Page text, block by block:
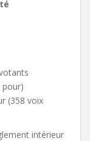
(358 voix
intérieur